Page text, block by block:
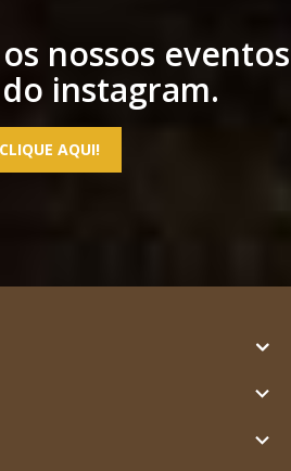
nossos eventos
instagram.
CLIQUE AQUI!

